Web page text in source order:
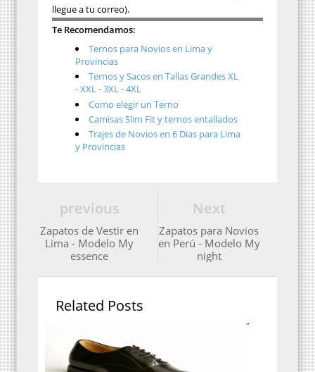
llegue a tu correo).
Te Recomendamos:
Ternos para Novios en Lima y
Provincias
Ternos y Sacos en Tallas Grandes XL
- XXL - 3XL - 4XL
Como elegir un Terno
Camisas Slim Fit y ternos entallados
Trajes de Novios en 6 Dias para Lima
y Provincias
Next
Zapatos para Novios
en Perú - Modelo My
night
previous
Zapatos de Vestir en
Lima - Modelo My
essence
Related Posts